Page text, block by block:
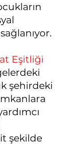
Eşitliği
şehirdeki
şekilde